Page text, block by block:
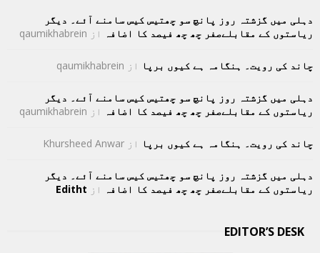
دہلی میں گزشتہ روز پانچ سو چھتیس کیس سامنے آئے۔ دیگر
ریاستوں کے مقابلےصفر چھ چھ فیصد کا اضافہ
از qaumikhabrein
چاند کی رویت۔ ہنگامہ ہے کیوں برپا از qaumikhabrein
دہلی میں گزشتہ روز پانچ سو چھتیس کیس سامنے آئے۔ دیگر
ریاستوں کے مقابلےصفر چھ چھ فیصد کا اضافہ
از qaumikhabrein
چاند کی رویت۔ ہنگامہ ہے کیوں برپا از Khursheed Anwar
دہلی میں گزشتہ روز پانچ سو چھتیس کیس سامنے آئے۔ دیگر
ریاستوں کے مقابلےصفر چھ چھ فیصد کا اضافہ
از Editht
EDITOR’S DESK